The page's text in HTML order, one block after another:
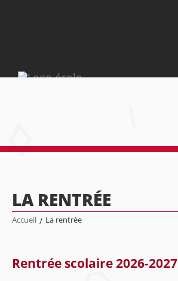
LA RENTRÉE
Accueil / La rentrée
Rentrée scolaire 2026-2027